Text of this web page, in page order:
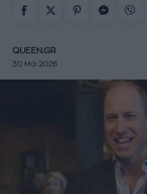
QUEEN.GR
30 Μάι 2026